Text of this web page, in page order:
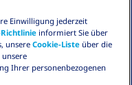
Einwilligung jederzeit
informiert Sie über
unsereCookie-Liste über die
unsere
Ihrer personenbezogenen